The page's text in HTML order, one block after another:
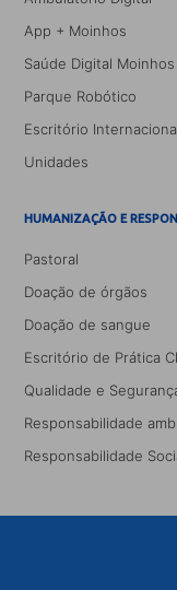
App + Moinhos
Saúde Digital Moinhos
Parque Robótico
Escritório
Unidades
HUMANIZAÇÃO E
Pastoral
Doação de órgãos
Doação de sangue
Escritório de Prática
Qualidade e
Responsabilidade
Responsabilidade